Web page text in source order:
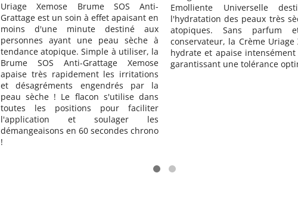
Emolliente Universelle destinée à
l'hydratation des peaux très sèches ou
atopiques. Sans parfum et sans
conservateur, la Crème Uriage Xemose
hydrate et apaise intensément tout en
garantissant une tolérance optimale.
Uriage Xemose Baume Oléo-
Anti-Grattage est un soin
pour peaux à tendance
sécheresse sévère. Doté
fondante inédite à
"baume en huile", le Baume